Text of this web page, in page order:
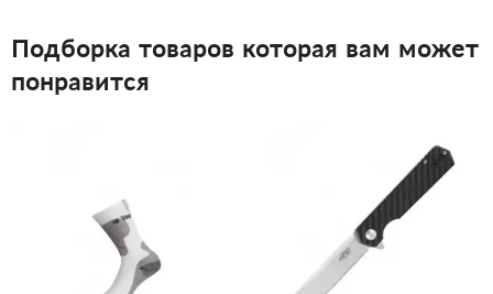
Подборка товаров которая вам может
понравится